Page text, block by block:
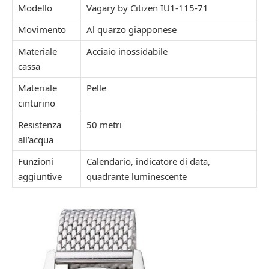
Modello
Vagary by Citizen IU1-115-71
Movimento
Al quarzo giapponese
Materiale
cassa
Acciaio inossidabile
Materiale
cinturino
Pelle
Resistenza
all’acqua
50 metri
Funzioni
aggiuntive
Calendario, indicatore di data,
quadrante luminescente